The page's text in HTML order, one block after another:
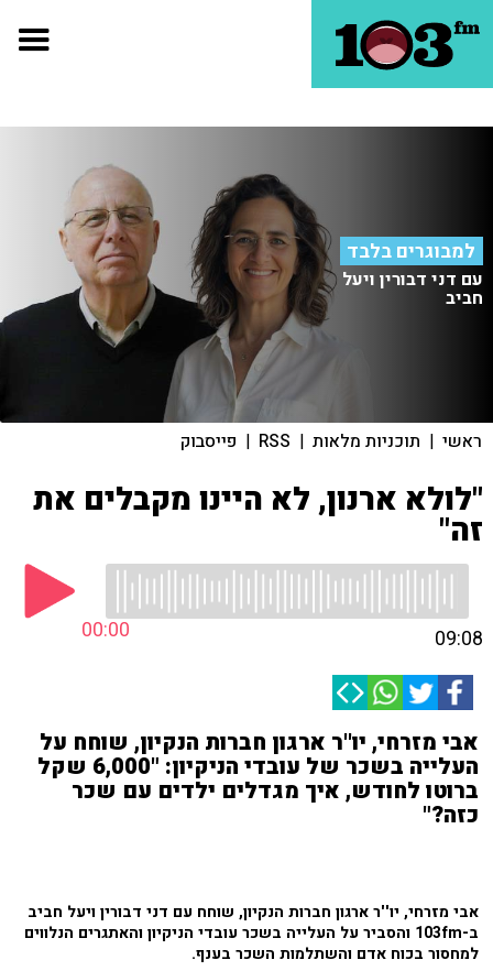
למבוגרים בלבד
עם דני דבורין ויעל
חביב
ראשי | תוכניות מלאות |
RSS
| פייסבוק
"לולא ארנון, לא היינו מקבלים את
זה"
00:00 09:08
אבי מזרחי, יו''ר ארגון חברות הנקיון, שוחח על
העלייה בשכר של עובדי הניקיון: "6,000 שקל
ברוטו לחודש, איך מגדלים ילדים עם שכר
כזה?"
אבי מזרחי, יו''ר ארגון חברות הנקיון, שוחח עם דני דבורין ויעל חביב
ב-103fm וה
סביר על העלייה בשכר עובדי הניקיון והאתגרים הנלווים
למחסור בכוח אדם והשתלמות השכר בענף.